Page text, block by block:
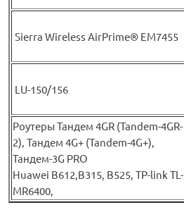
Sierra Wireless AirPrime® EM7455
LU-150/156
Роутеры Тандем 4GR (Tandem-4GR-
2), Тандем 4G+ (Tandem-4G+),
Тандем-3G PRO
Huawei B612,B315, B525, TP-link TL-
MR6400,